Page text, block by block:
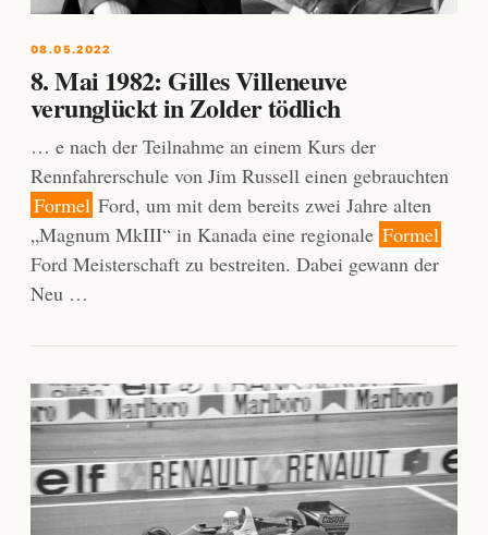
08.05.2022
8. Mai 1982: Gilles Villeneuve
verunglückt in Zolder tödlich
… e nach der Teilnahme an einem Kurs der
Rennfahrerschule von Jim Russell einen gebrauchten
Formel Ford, um mit dem bereits zwei Jahre alten
„Magnum MkIII“ in Kanada eine regionale Formel
Ford Meisterschaft zu bestreiten. Dabei gewann der
Neu …